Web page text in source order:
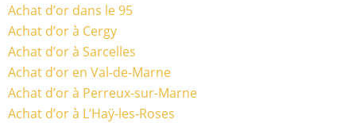
Achat d’or dans le 95
Achat d’or à Cergy
Achat d’or à Sarcelles
Achat d’or en Val-de-Marne
Achat d’or à Perreux-sur-Marne
Achat d’or à L’Haÿ-les-Roses